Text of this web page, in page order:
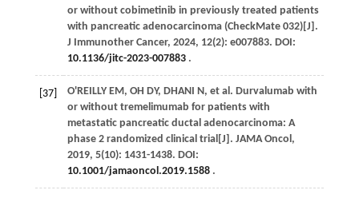
or without cobimetinib in previously treated patients
with pancreatic adenocarcinoma (CheckMate 032)[J].
J Immunother Cancer, 2024, 12(2): e007883. DOI:
10.1136/jitc-2023-007883.
[37] O'REILLY EM, OH DY, DHANI N, et al. Durvalumab with
or without tremelimumab for patients with
metastatic pancreatic ductal adenocarcinoma: A
phase 2 randomized clinical trial[J]. JAMA Oncol,
2019, 5(10): 1431-1438. DOI:
10.1001/jamaoncol.2019.1588.